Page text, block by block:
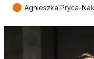
● Agnieszka Pryca-